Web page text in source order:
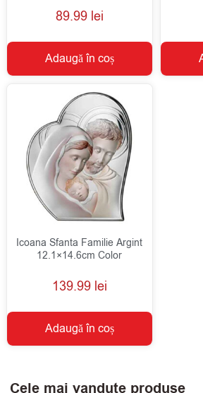
Evaluat la
5.00
89.99 lei
Adaugă în coș
Icoana Sfanta Familie Argint
12.1×14.6cm Color
139.99 lei
Adaugă în coș
Cele mai vandute produse